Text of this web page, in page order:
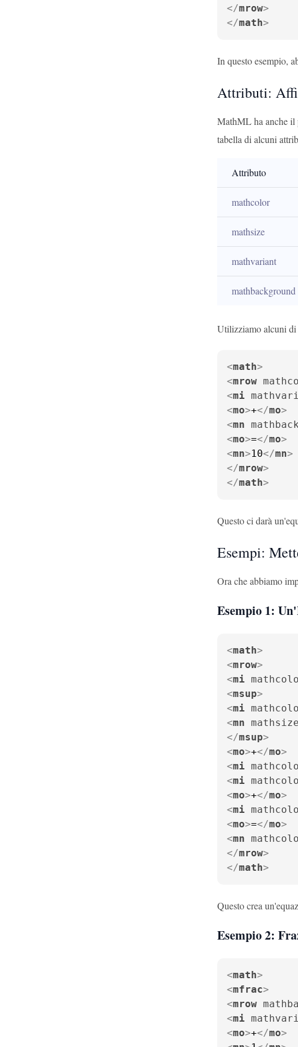
</mrow>
</math>
In questo esempio,
Attributi:
MathML ha anche il
tabella di alcuni
Attributo
mathcolor
mathsize
mathvariant
mathbackground
Utilizziamo alcuni di
<math>
<mrow
<mi
<mo>+</mo>
<mn
<mo>=</mo>
<mn>10</mn>
</mrow>
</math>
Questo ci darà
Esempi:
Ora che abbiamo
Esempio 1:
<math>
<mrow>
<mi
<msup>
<mi
<mn mathsize
</msup>
<mo>+</mo>
<mi
<mi
<mo>+</mo>
<mi
<mo>=</mo>
<mn
</mrow>
</math>
Questo crea
Esempio 2:
<math>
<mfrac>
<mrow
<mi
<mo>+</mo>